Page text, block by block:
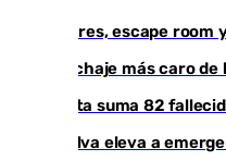
Talleres, escape
El fichaje más caro
Ceuta suma 82
Huelva eleva a